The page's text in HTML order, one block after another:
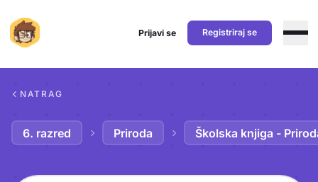
Prijavi se Registriraj se
NATRAG
6. razred Priroda Školska knjiga -